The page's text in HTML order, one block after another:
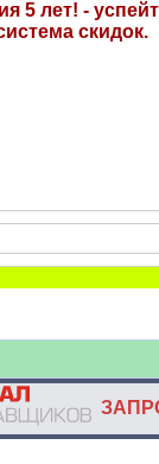
5 лет! -
скидок.